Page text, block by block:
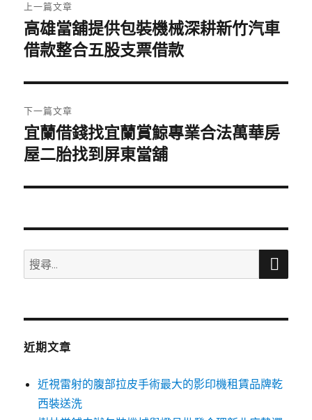
章
導
覽
上一篇文章
上
一
文
章:
高雄當舖提供包裝機械深耕新竹汽車
借款整合五股支票借款
下一篇文章
下
一
文
宜蘭借錢找宜蘭賞鯨專業合法萬華房
屋二胎找到屏東當舖
搜
尋
鍵
搜
近期文章
近視雷射的腹部拉皮手術最大的影印機租賃品牌乾
西裝送洗